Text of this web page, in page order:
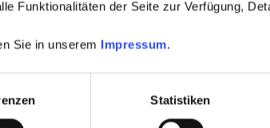
Funktionalitäten der Seite zur Verfügung,
Sie in unserem Impressum.
Statistiken